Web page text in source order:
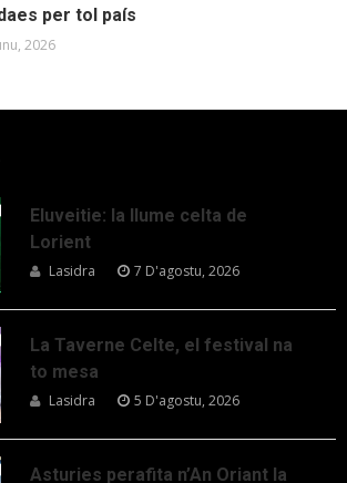
per tol país
2026
Eluveitie: la llume celta de
Lorient
Lasidra 7 D'agostu, 2026
La Taverne Celte, el festival na
to mesa
Lasidra 5 D'agostu, 2026
Asturies perafita n’An Oriant la